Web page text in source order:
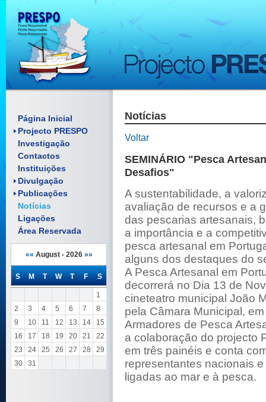
Página Inicial
Projecto PRESPO
Enquadramento
Objectivos
Investigação
Contactos
Instituições
Divulgação
Pósteres
Folhetos
Material Promocional
Reuniões
Publicações
Artigos científicos
Relatórios
Comunicações
Pósteres
Manuais
Documentos
Notícias
Ligações
Área Reservada
«« August - 2026 »»
S M T W T F S
1
2
3 4 5 6 7
8
9
10 11 12 13 14
15
16
17 18 19 20 21
22
23
24 25 26 27 28
29
30
31
Notícias
Voltar
SEMINÁRIO "Pesca
Desafios"
A sustentabilidade, a
avaliação de recursos e a
das pescarias artesanais,
a importância e a
pesca artesanal em
alguns dos destaques do
A Pesca Artesanal em
decorrerá no Dia 13 de
cineteatro municipal João
pela Câmara Municipal,
Armadores de Pesca
a colaboração do projecto
em três painéis e conta
representantes nacionais
ligadas ao mar e à pesca.